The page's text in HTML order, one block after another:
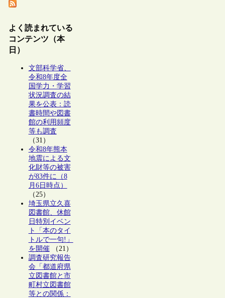
よく読まれている
コンテンツ（本
日）
文部科学省、
令和8年度全
国学力・学習
状況調査の結
果を公表：読
書時間や図書
館の利用頻度
等も調査
（31）
令和8年熊本
地震による文
化財等の被害
が83件に（8
月6日時点）
（25）
埼玉県立久喜
図書館、休館
日特別イベン
ト「本のタイ
トルで一句!」
を開催（21）
調査研究報告
会「都道府県
立図書館と市
町村立図書館
等との関係：